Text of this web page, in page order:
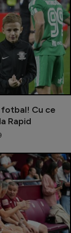
fotbal! Cu ce
Rapid